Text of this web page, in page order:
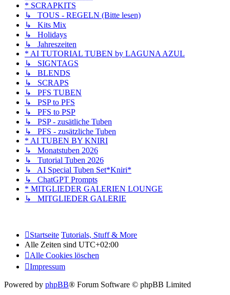
* SCRAPKITS
↳ TOUS - REGELN (Bitte lesen)
↳ Kits Mix
↳ Holidays
↳ Jahreszeiten
* AI TUTORIAL TUBEN by LAGUNA AZUL
↳ SIGNTAGS
↳ BLENDS
↳ SCRAPS
↳ PFS TUBEN
↳ PSP to PFS
↳ PFS to PSP
↳ PSP - zusätliche Tuben
↳ PFS - zusätzliche Tuben
* AI TUBEN BY KNIRI
↳ Monatstuben 2026
↳ Tutorial Tuben 2026
↳ AI Special Tuben Set*Kniri*
↳ ChatGPT Prompts
* MITGLIEDER GALERIEN LOUNGE
↳ MITGLIEDER GALERIE
Startseite Tutorials, Stuff & More
Alle Zeiten sind UTC+02:00
Alle Cookies löschen
Impressum
Powered by phpBB® Forum Software © phpBB Limited